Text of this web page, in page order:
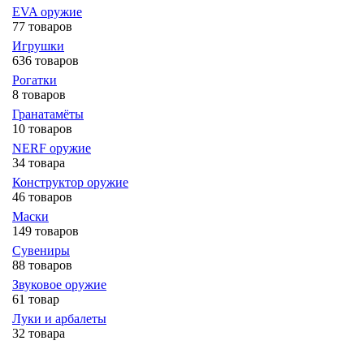
EVA оружие
77 товаров
Игрушки
636 товаров
Рогатки
8 товаров
Гранатамёты
10 товаров
NERF оружие
34 товара
Конструктор оружие
46 товаров
Маски
149 товаров
Сувениры
88 товаров
Звуковое оружие
61 товар
Луки и арбалеты
32 товара